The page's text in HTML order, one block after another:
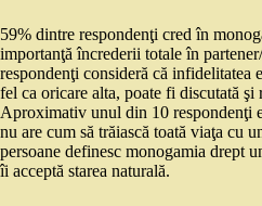
59% dintre respondenţi cred în
importanţă încrederii totale în
respondenţi consideră că infidelitatea
fel ca oricare alta, poate fi discutată şi
Aproximativ unul din 10 respondenţi
nu are cum să trăiască toată viaţa cu
persoane definesc monogamia drept
îi acceptă starea naturală.